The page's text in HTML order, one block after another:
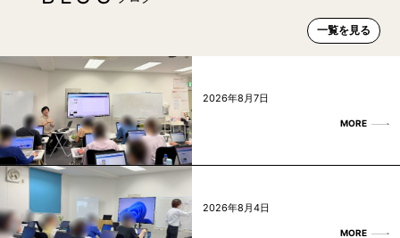
一覧を見る
2026年8月7日
MORE
2026年8月4日
MORE